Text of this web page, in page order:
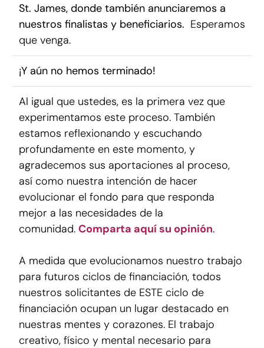
St. James, donde también anunciaremos a
nuestros finalistas y beneficiarios. Esperamos
que venga.
¡Y aún no hemos terminado!
Al igual que ustedes, es la primera vez que
experimentamos este proceso. También
estamos reflexionando y escuchando
profundamente en este momento, y
agradecemos sus aportaciones al proceso,
así como nuestra intención de hacer
evolucionar el fondo para que responda
mejor a las necesidades de la
comunidad. Comparta aquí su opinión.
A medida que evolucionamos nuestro trabajo
para futuros ciclos de financiación, todos
nuestros solicitantes de ESTE ciclo de
financiación ocupan un lugar destacado en
nuestras mentes y corazones. El trabajo
creativo, físico y mental necesario para